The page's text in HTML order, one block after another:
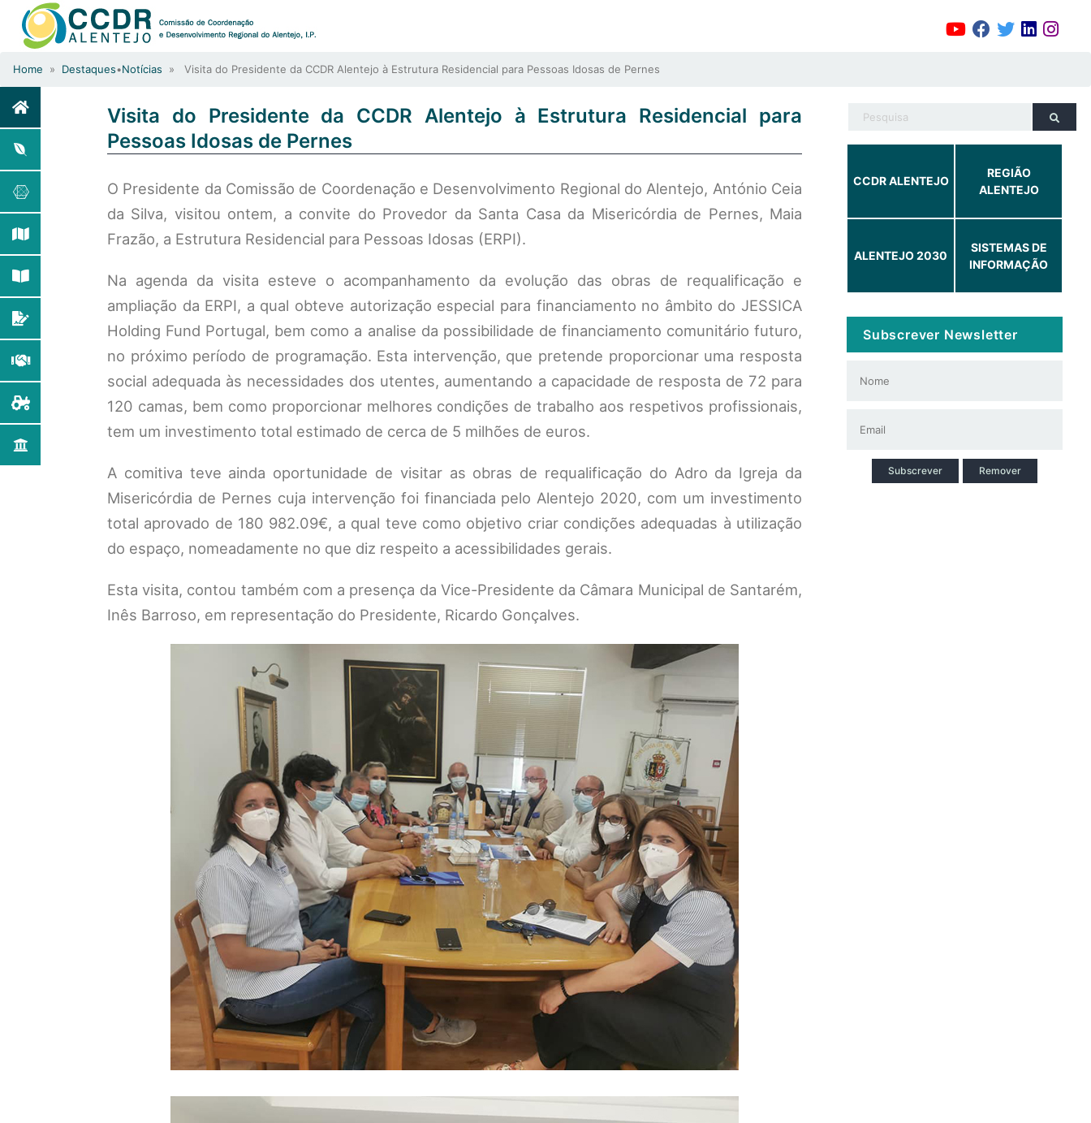
Home » Destaques•Notícias » Visita do Presidente da CCDR Alentejo à Estrutura Residencial para Pessoas Idosas de Pernes
Visita do Presidente da CCDR Alentejo à Estrutura Residencial para
Pessoas Idosas de Pernes
O Presidente da Comissão de Coordenação e Desenvolvimento Regional do Alentejo, António Ceia
da Silva, visitou ontem, a convite do Provedor da Santa Casa da Misericórdia de Pernes, Maia
Frazão, a Estrutura Residencial para Pessoas Idosas (ERPI).
Na agenda da visita esteve o acompanhamento da evolução das obras de requalificação e
ampliação da ERPI, a qual obteve autorização especial para financiamento no âmbito do JESSICA
Holding Fund Portugal, bem como a analise da possibilidade de financiamento comunitário futuro,
no próximo período de programação. Esta intervenção, que pretende proporcionar uma resposta
social adequada às necessidades dos utentes, aumentando a capacidade de resposta de 72 para
120 camas, bem como proporcionar melhores condições de trabalho aos respetivos profissionais,
tem um investimento total estimado de cerca de 5 milhões de euros.
A comitiva teve ainda oportunidade de visitar as obras de requalificação do Adro da Igreja da
Misericórdia de Pernes cuja intervenção foi financiada pelo Alentejo 2020, com um investimento
total aprovado de 180 982.09€, a qual teve como objetivo criar condições adequadas à utilização
do espaço, nomeadamente no que diz respeito a acessibilidades gerais.
Esta visita, contou também com a presença da Vice-Presidente da Câmara Municipal de Santarém,
Inês Barroso, em representação do Presidente, Ricardo Gonçalves.
CCDR ALENTEJO
REGIÃO
ALENTEJO
ALENTEJO 2030
SISTEMAS DE
INFORMAÇÃO
Subscrever Newsletter
Subscrever Remover